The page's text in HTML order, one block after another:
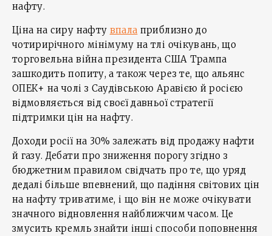
нафту.
Ціна на сиру нафту впала приблизно до
чотирирічного мінімуму на тлі очікувань, що
торговельна війна президента США Трампа
зашкодить попиту, а також через те, що альянс
ОПЕК+ на чолі з Саудівською Аравією й росією
відмовляється від своєї давньої стратегії
підтримки цін на нафту.
Доходи росії на 30% залежать від продажу нафти
й газу. Дебати про зниження порогу згідно з
бюджетним правилом свідчать про те, що уряд
дедалі більше впевнений, що падіння світових цін
на нафту триватиме, і що він не може очікувати
значного відновлення найближчим часом. Це
змусить кремль знайти інші способи поповнення